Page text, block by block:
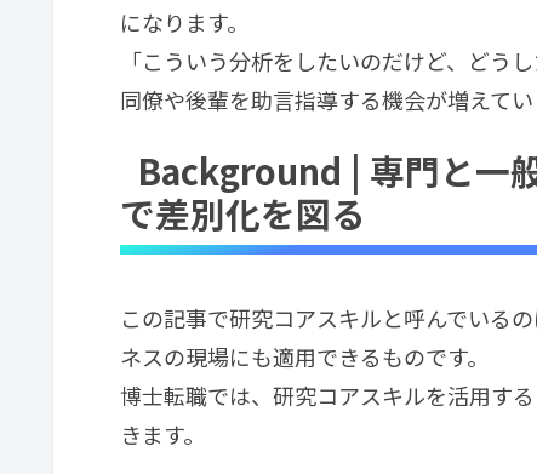
になります。
「こういう分析をしたいのだけど、どう
同僚や後輩を助言指導する機会が増えて
Background | 専門と一
で差別化を図る
この記事で研究コアスキルと呼んでいる
ネスの現場にも適用できるものです。
博士転職では、研究コアスキルを活用す
きます。